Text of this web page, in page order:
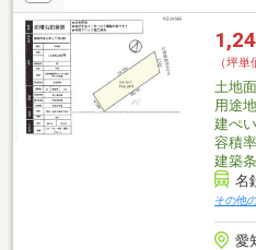
（坪単
土地
用途
建ぺ
容積率
建築
名
その他
愛